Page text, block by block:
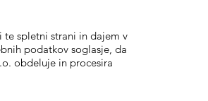
te spletni strani in dajem v
podatkov soglasje, da
obdeluje in procesira